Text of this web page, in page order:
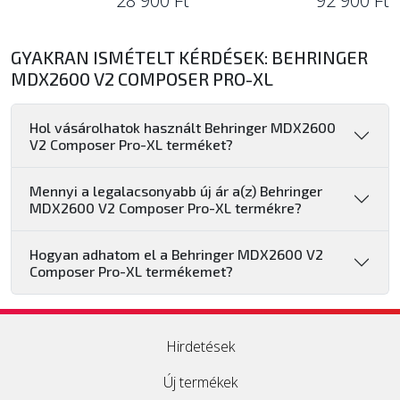
GYAKRAN ISMÉTELT KÉRDÉSEK: BEHRINGER
MDX2600 V2 COMPOSER PRO-XL
Hol vásárolhatok használt Behringer MDX2600
V2 Composer Pro-XL terméket?
Mennyi a legalacsonyabb új ár a(z) Behringer
MDX2600 V2 Composer Pro-XL termékre?
Hogyan adhatom el a Behringer MDX2600 V2
Composer Pro-XL termékemet?
Hirdetések
Új termékek